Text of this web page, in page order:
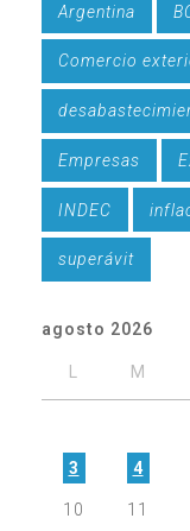
Argentina
Comercio
Empresas
INDEC
superávit
agosto 2026
L M
3 4
10 11